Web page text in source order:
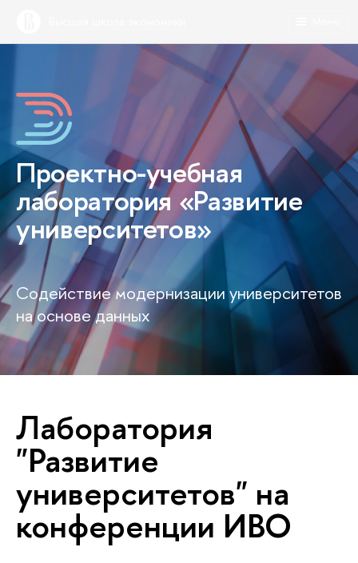
Проектно-учебная
лаборатория «Развитие
университетов»
Содействие модернизации университетов
на основе данных
Лаборатория
"Развитие
университетов" на
конференции ИВО